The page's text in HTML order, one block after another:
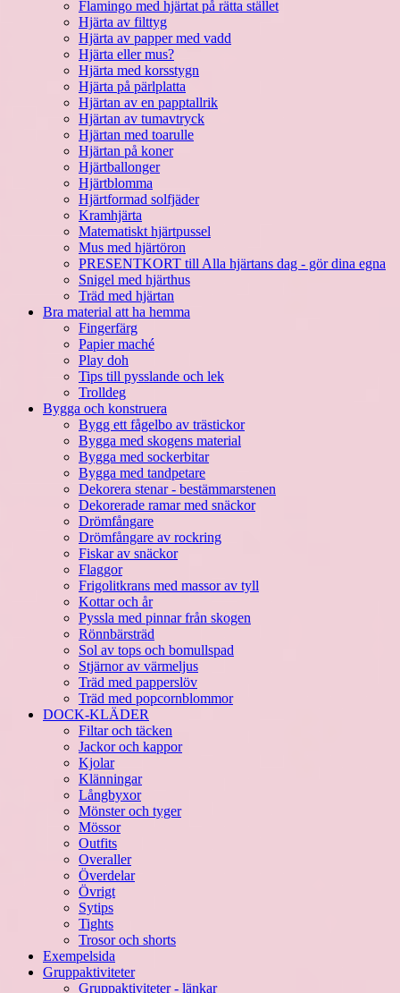
Flamingo med hjärtat på rätta stället
Hjärta av filttyg
Hjärta av papper med vadd
Hjärta eller mus?
Hjärta med korsstygn
Hjärta på pärlplatta
Hjärtan av en papptallrik
Hjärtan av tumavtryck
Hjärtan med toarulle
Hjärtan på koner
Hjärtballonger
Hjärtblomma
Hjärtformad solfjäder
Kramhjärta
Matematiskt hjärtpussel
Mus med hjärtöron
PRESENTKORT till Alla hjärtans dag - gör dina egna
Snigel med hjärthus
Träd med hjärtan
Bra material att ha hemma
Fingerfärg
Papier maché
Play doh
Tips till pysslande och lek
Trolldeg
Bygga och konstruera
Bygg ett fågelbo av trästickor
Bygga med skogens material
Bygga med sockerbitar
Bygga med tandpetare
Dekorera stenar - bestämmarstenen
Dekorerade ramar med snäckor
Drömfångare
Drömfångare av rockring
Fiskar av snäckor
Flaggor
Frigolitkrans med massor av tyll
Kottar och år
Pyssla med pinnar från skogen
Rönnbärsträd
Sol av tops och bomullspad
Stjärnor av värmeljus
Träd med papperslöv
Träd med popcornblommor
DOCK-KLÄDER
Filtar och täcken
Jackor och kappor
Kjolar
Klänningar
Långbyxor
Mönster och tyger
Mössor
Outfits
Overaller
Överdelar
Övrigt
Sytips
Tights
Trosor och shorts
Exempelsida
Gruppaktiviteter
Gruppaktiviteter - länkar